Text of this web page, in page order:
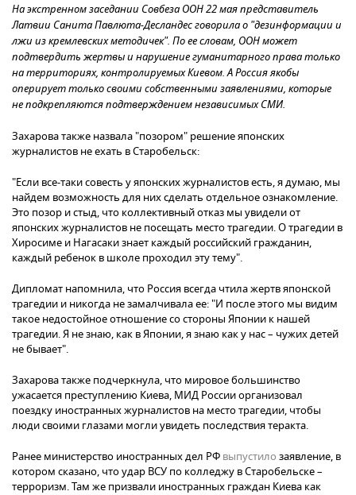
На экстренном заседании Совбеза ООН 22 мая представитель
Латвии Санита Павлюта-Десландес говорила о "дезинформации и
лжи из кремлевских методичек". По ее словам, ООН может
подтвердить жертвы и нарушение гуманитарного права только
на территориях, контролируемых Киевом. А Россия якобы
оперирует только своими собственными заявлениями, которые
не подкрепляются подтверждением независимых СМИ.
Захарова также назвала "позором" решение японских
журналистов не ехать в Старобельск:
"Если все-таки совесть у японских журналистов есть, я думаю, мы
найдем возможность для них сделать отдельное ознакомление.
Это позор и стыд, что коллективный отказ мы увидели от
японских журналистов не посещать место трагедии. О трагедии в
Хиросиме и Нагасаки знает каждый российский гражданин,
каждый ребенок в школе проходил эту тему".
Дипломат напомнила, что Россия всегда чтила жертв японской
трагедии и никогда не замалчивала ее: "И после этого мы видим
такое недостойное отношение со стороны Японии к нашей
трагедии. Я не знаю, как в Японии, я знаю как у нас – чужих детей
не бывает".
Захарова также подчеркнула, что мировое большинство
ужасается преступлению Киева, МИД России организовал
поездку иностранных журналистов на место трагедии, чтобы
люди своими глазами могли увидеть последствия теракта.
Ранее министерство иностранных дел РФ выпустило заявление, в
котором сказано, что удар ВСУ по колледжу в Старобельске –
терроризм. Там же призвали иностранных граждан Киева как